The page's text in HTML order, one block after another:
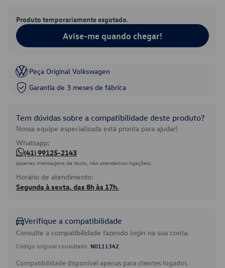
Produto temporariamente esgotado.
Avise-me quando chegar!
Peça Original Volkswagen
Garantia de 3 meses de fábrica
Tem dúvidas sobre a compatibilidade deste produto?
Nossa equipe especializada está pronta para ajudar!
Whatsapp:
(41) 99125-2143
(apenas mensagens de texto, não atendemos ligações)
Horário de atendimento:
Segunda à sexta, das 8h às 17h.
Verifique a compatibilidade
Consulte a compatibilidade fazendo login na sua conta.
Código original consultado: N0111342
Compatibilidade disponível apenas para clientes logados.